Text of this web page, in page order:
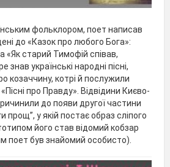
фольклором, поет написав
до «Казок про любого Бога»:
«Як старий Тимофій співав,
українські народні пісні,
козаччину, котрі й послужили
про Правду». Відвідини Києво-
до появи другої частини
прощ”, у якій постає образ сліпого
його став відомий кобзар
поет був знайомий особисто).